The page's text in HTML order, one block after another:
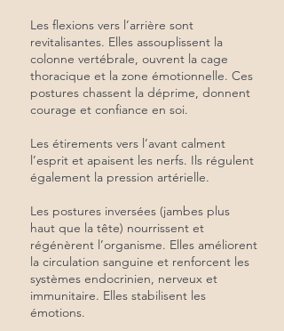
Les flexions vers l’arrière sont
revitalisantes. Elles assouplissent la
colonne vertébrale, ouvrent la cage
thoracique et la zone émotionnelle. Ces
postures chassent la déprime, donnent
courage et confiance en soi.
Les étirements vers l’avant calment
l’esprit et apaisent les nerfs. Ils régulent
également la pression artérielle.
Les postures inversées (jambes plus
haut que la tête) nourrissent et
régénèrent l’organisme. Elles améliorent
la circulation sanguine et renforcent les
systèmes endocrinien, nerveux et
immunitaire. Elles stabilisent les
émotions.